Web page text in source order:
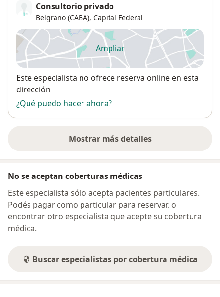
Consultorio privado
Belgrano (CABA), Capital Federal
Ampliarse abre en una nueva
Disponibilidad
Este especialista no ofrece reserva online en esta
dirección
¿Qué puedo hacer ahora?
Mostrar más detalles
sobre la dirección
No se aceptan coberturas médicas
Este especialista sólo acepta pacientes particulares.
Podés pagar como particular para reservar, o
encontrar otro especialista que acepte su cobertura
médica.
Buscar especialistas por cobertura médica